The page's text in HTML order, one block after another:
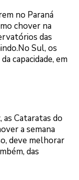
no Paraná
chover na
das
Sul, os
capacidade, em
as Cataratas do
a semana
deve melhorar
das